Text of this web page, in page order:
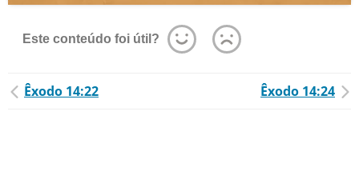
Este conteúdo foi útil?
Êxodo 14:22 Êxodo 14:24